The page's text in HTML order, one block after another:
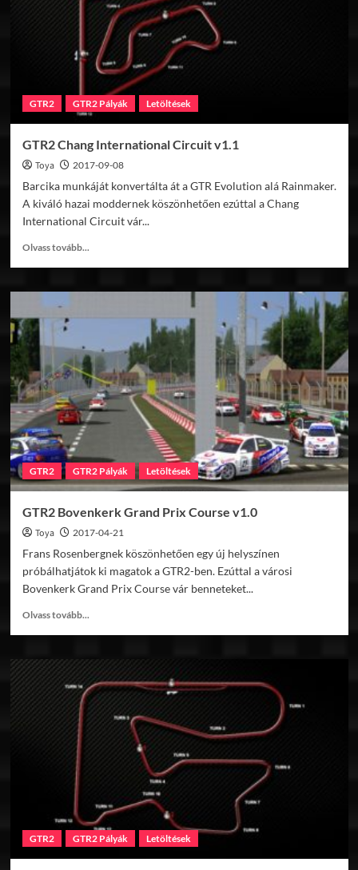
GTR2 GTR2 Pályák Letöltések
GTR2 Chang International Circuit v1.1
Toya 2017-09-08
Barcika munkáját konvertálta át a GTR Evolution alá Rainmaker.
A kiváló hazai moddernek köszönhetően ezúttal a Chang
International Circuit vár...
Olvass tovább...
GTR2
International
v1.1
GTR2 GTR2 Pályák Letöltések
GTR2 Bovenkerk Grand Prix Course v1.0
Toya 2017-04-21
Frans Rosenbergnek köszönhetően egy új helyszínen
próbálhatjátok ki magatok a GTR2-ben. Ezúttal a városi
Bovenkerk Grand Prix Course vár benneteket...
Olvass tovább...
Bovenkerk
Grand
Prix
Course
GTR2 GTR2 Pályák Letöltések